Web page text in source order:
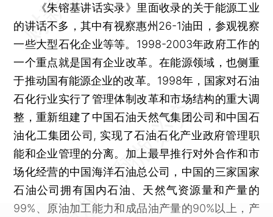
《朱镕基讲话实录》里面收录的关于能源工业
的讲话不多，其中有视察惠州26-1油田，参观视察
一些大型石化企业等等。1998-2003年政府工作的
一个重点就是国有企业改革。在能源领域，也侧重
于推动国有能源企业的改革。1998年，国家对石油
石化行业实行了管理体制改革和市场结构的重大调
整，重新组建了中国石油天然气集团公司和中国石
油化工集团公司, 实现了石油石化产业政府管理职
能和企业管理的分离。加上最早推行对外合作和市
场化经营的中国海洋石油总公司，中国的三家国家
石油公司拥有国内石油、天然气资源量和产量的
99%、原油加工能力和成品油产量的90%以上，产